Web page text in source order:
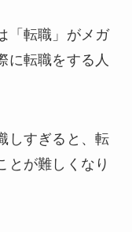
「転職」がメガ
に転職をする人
しすぎると、転
とが難しくなり